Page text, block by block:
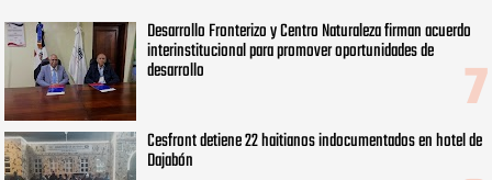
Desarrollo Fronterizo y Centro Naturaleza firman acuerdo
interinstitucional para promover oportunidades de
desarrollo
Cesfront detiene 22 haitianos indocumentados en hotel de
Dajabón